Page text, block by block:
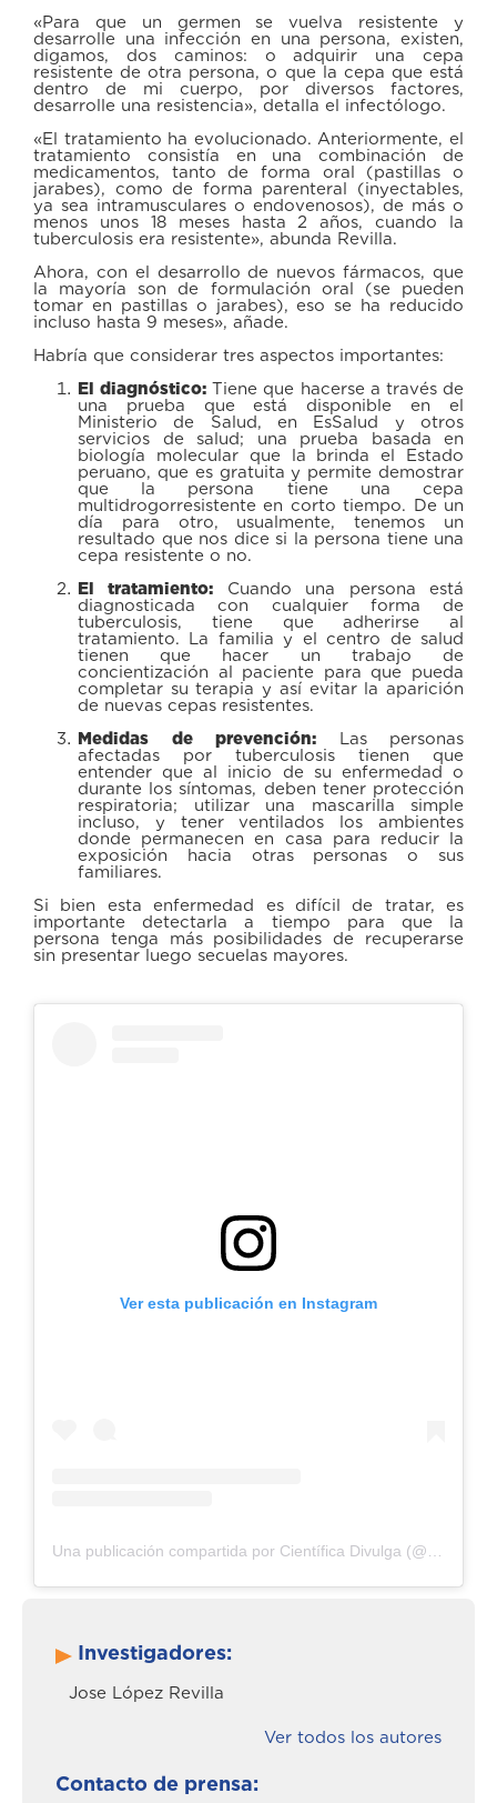
«Para que un germen se vuelva resistente y
desarrolle una infección en una persona, existen,
digamos, dos caminos: o adquirir una cepa
resistente de otra persona, o que la cepa que está
dentro de mi cuerpo, por diversos factores,
desarrolle una resistencia», detalla el infectólogo.
«El tratamiento ha evolucionado. Anteriormente, el
tratamiento consistía en una combinación de
medicamentos, tanto de forma oral (pastillas o
jarabes), como de forma parenteral (inyectables,
ya sea intramusculares o endovenosos), de más o
menos unos 18 meses hasta 2 años, cuando la
tuberculosis era resistente», abunda Revilla.
Ahora, con el desarrollo de nuevos fármacos, que
la mayoría son de formulación oral (se pueden
tomar en pastillas o jarabes), eso se ha reducido
incluso hasta 9 meses», añade.
Habría que considerar tres aspectos importantes:
El diagnóstico: Tiene que hacerse a través de
una prueba que está disponible en el
Ministerio de Salud, en EsSalud y otros
servicios de salud; una prueba basada en
biología molecular que la brinda el Estado
peruano, que es gratuita y permite demostrar
que la persona tiene una cepa
multidrogorresistente en corto tiempo. De un
día para otro, usualmente, tenemos un
resultado que nos dice si la persona tiene una
cepa resistente o no.
El tratamiento: Cuando una persona está
diagnosticada con cualquier forma de
tuberculosis, tiene que adherirse al
tratamiento. La familia y el centro de salud
tienen que hacer un trabajo de
concientización al paciente para que pueda
completar su terapia y así evitar la aparición
de nuevas cepas resistentes.
Medidas de prevención: Las personas
afectadas por tuberculosis tienen que
entender que al inicio de su enfermedad o
durante los síntomas, deben tener protección
respiratoria; utilizar una mascarilla simple
incluso, y tener ventilados los ambientes
donde permanecen en casa para reducir la
exposición hacia otras personas o sus
familiares.
Si bien esta enfermedad es difícil de tratar, es
importante detectarla a tiempo para que la
persona tenga más posibilidades de recuperarse
sin presentar luego secuelas mayores.
Ver esta publicación en Instagram
Investigadores:
Jose López Revilla
Ver todos los autores
Contacto de prensa: